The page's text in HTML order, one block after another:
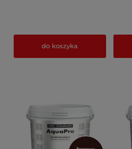
do koszyka